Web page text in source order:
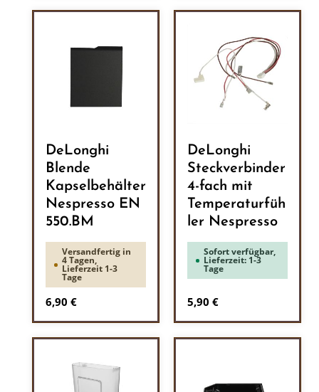
DeLonghi
Blende
Kapselbehälter
Nespresso EN
550.BM
Versandfertig in
4 Tagen,
Lieferzeit 1-3
Tage
Regulärer Preis:
6,90 €
DeLonghi
Steckverbinder
4-fach mit
Temperaturfüh
ler Nespresso
Sofort verfügbar,
Lieferzeit: 1-3
Tage
Regulärer Preis:
5,90 €